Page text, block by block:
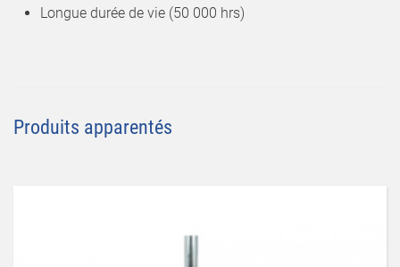
Longue durée de vie (50 000 hrs)
Produits apparentés